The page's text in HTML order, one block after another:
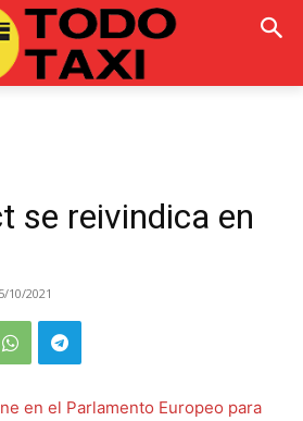
se reivindica en
10/2021